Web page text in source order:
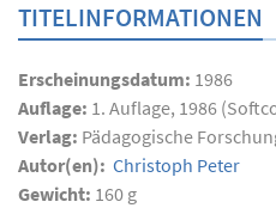
TITELINFORMATIONEN
Erscheinungsdatum: 1986
Auflage: 1. Auflage, 1986
Verlag: Pädagogische
Autor(en): Christoph Peter
Gewicht: 160 g